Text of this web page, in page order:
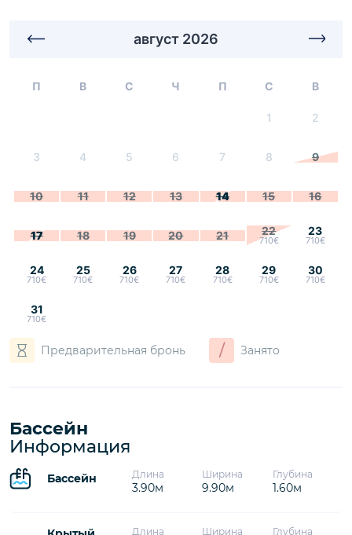
август 2026
П В С Ч П С В
1 2
3 4 5 6 7 8 9
10 11 12 13 14 15 16
17 18 19 20 21 22
710€
23
710€
24
710€
25
710€
26
710€
27
710€
28
710€
29
710€
30
710€
31
710€
Предварительная бронь / Занято
Бассейн
Информация
Бассейн Длина
3.90м
Ширина
9.90м
Глубина
1.60м
Длина Ширина Глубина